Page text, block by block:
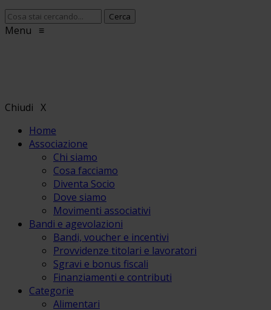
Menu ≡
Chiudi X
Home
Associazione
Chi siamo
Cosa facciamo
Diventa Socio
Dove siamo
Movimenti associativi
Bandi e agevolazioni
Bandi, voucher e incentivi
Provvidenze titolari e lavoratori
Sgravi e bonus fiscali
Finanziamenti e contributi
Categorie
Alimentari